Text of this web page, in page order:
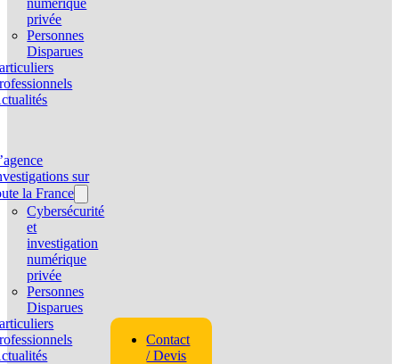
numérique
privée
Personnes
Disparues
sur
la France
Cybersécurité
et
investigation
numérique
privée
Personnes
Disparues
Contact
/ Devis